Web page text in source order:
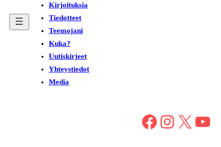
Kirjoituksia
Tiedotteet
Teemojani
Kuka?
Uutiskirjeet
Yhteystiedot
Media
Facebook Instagram X YouTube